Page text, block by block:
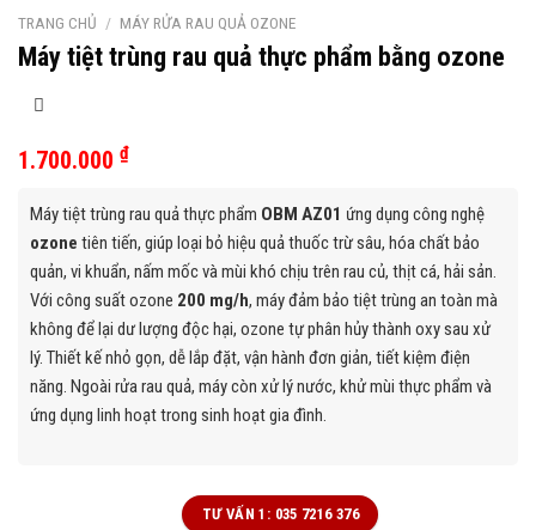
TRANG CHỦ / MÁY RỬA RAU QUẢ OZONE
Máy tiệt trùng rau quả thực phẩm bằng ozone
1.700.000 ₫
Máy tiệt trùng rau quả thực phẩm OBM AZ01 ứng dụng công nghệ
ozone tiên tiến, giúp loại bỏ hiệu quả thuốc trừ sâu, hóa chất bảo
quản, vi khuẩn, nấm mốc và mùi khó chịu trên rau củ, thịt cá, hải sản.
Với công suất ozone 200 mg/h, máy đảm bảo tiệt trùng an toàn mà
không để lại dư lượng độc hại, ozone tự phân hủy thành oxy sau xử
lý. Thiết kế nhỏ gọn, dễ lắp đặt, vận hành đơn giản, tiết kiệm điện
năng. Ngoài rửa rau quả, máy còn xử lý nước, khử mùi thực phẩm và
ứng dụng linh hoạt trong sinh hoạt gia đình.
TƯ VẤN 1: 035 7216 376